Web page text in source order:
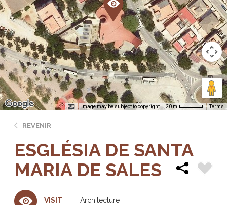
Image may be subject to copyright 20 m Terms
REVENIR
ESGLÉSIA DE SANTA
MARIA DE SALES
VISIT Architecture